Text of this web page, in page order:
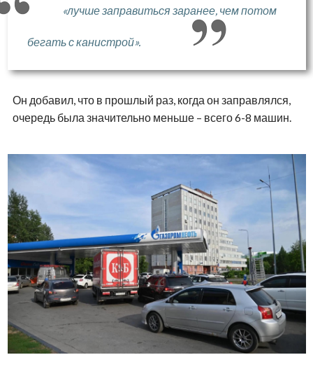
«лучше заправиться заранее, чем потом
бегать с канистрой».
Он добавил, что в прошлый раз, когда он заправлялся,
очередь была значительно меньше – всего 6-8 машин.